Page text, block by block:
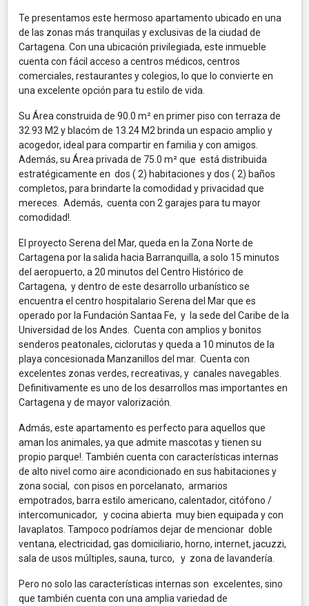
Te presentamos este hermoso apartamento ubicado en una
de las zonas más tranquilas y exclusivas de la ciudad de
Cartagena. Con una ubicación privilegiada, este inmueble
cuenta con fácil acceso a centros médicos, centros
comerciales, restaurantes y colegios, lo que lo convierte en
una excelente opción para tu estilo de vida.
Su Área construida de 90.0 m² en primer piso con terraza de
32.93 M2 y blacóm de 13.24 M2 brinda un espacio amplio y
acogedor, ideal para compartir en familia y con amigos.
Además, su Área privada de 75.0 m² que está distribuida
estratégicamente en dos ( 2) habitaciones y dos ( 2) baños
completos, para brindarte la comodidad y privacidad que
mereces. Además, cuenta con 2 garajes para tu mayor
comodidad!.
El proyecto Serena del Mar, queda en la Zona Norte de
Cartagena por la salida hacia Barranquilla, a solo 15 minutos
del aeropuerto, a 20 minutos del Centro Histórico de
Cartagena, y dentro de este desarrollo urbanístico se
encuentra el centro hospitalario Serena del Mar que es
operado por la Fundación Santaa Fe, y la sede del Caribe de la
Universidad de los Andes. Cuenta con amplios y bonitos
senderos peatonales, ciclorutas y queda a 10 minutos de la
playa concesionada Manzanillos del mar. Cuenta con
excelentes zonas verdes, recreativas, y canales navegables.
Definitivamente es uno de los desarrollos mas importantes en
Cartagena y de mayor valorización.
Admás, este apartamento es perfecto para aquellos que
aman los animales, ya que admite mascotas y tienen su
propio parque!. También cuenta con características internas
de alto nivel como aire acondicionado en sus habitaciones y
zona social, con pisos en porcelanato, armarios
empotrados, barra estilo americano, calentador, citófono /
intercomunicador, y cocina abierta muy bien equipada y con
lavaplatos. Tampoco podríamos dejar de mencionar doble
ventana, electricidad, gas domiciliario, horno, internet, jacuzzi,
sala de usos múltiples, sauna, turco, y zona de lavandería.
Pero no solo las características internas son excelentes, sino
que también cuenta con una amplia variedad de